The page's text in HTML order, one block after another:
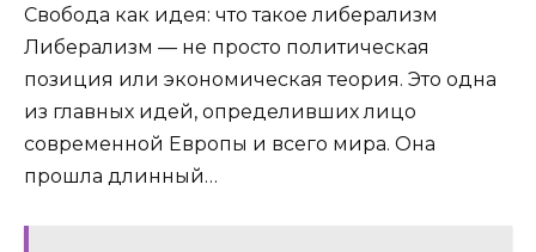
Свобода как идея: что такое либерализм
Либерализм — не просто политическая
позиция или экономическая теория. Это одна
из главных идей, определивших лицо
современной Европы и всего мира. Она
прошла длинный…